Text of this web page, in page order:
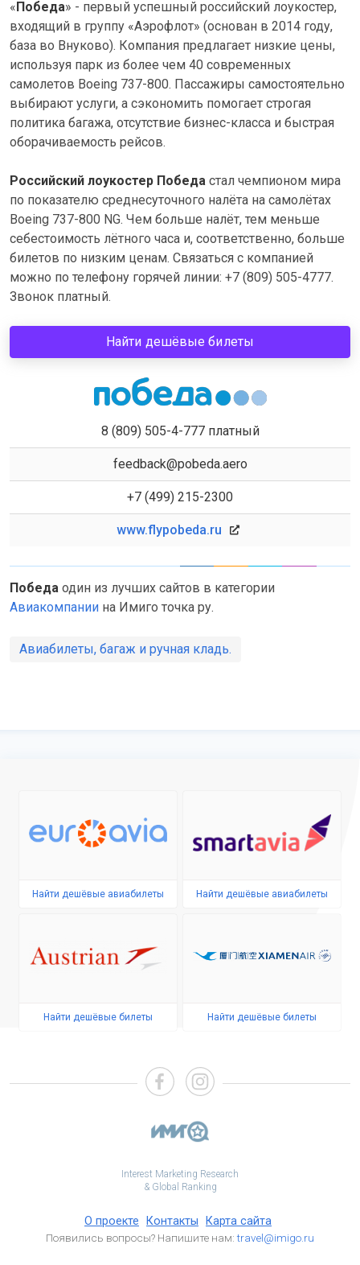
«Победа» - первый успешный российский лоукостер,
входящий в группу «Аэрофлот» (основан в 2014 году,
база во Внуково). Компания предлагает низкие цены,
используя парк из более чем 40 современных
самолетов Boeing 737-800. Пассажиры самостоятельно
выбирают услуги, а сэкономить помогает строгая
политика багажа, отсутствие бизнес-класса и быстрая
оборачиваемость рейсов.
Российский лоукостер Победа стал чемпионом мира
по показателю среднесуточного налёта на самолётах
Boeing 737-800 NG. Чем больше налёт, тем меньше
себестоимость лётного часа и, соответственно, больше
билетов по низким ценам. Связаться с компанией
можно по телефону горячей линии: +7 (809) 505-4777.
Звонок платный.
Найти дешёвые билеты
8 (809) 505-4-777 платный
feedback@pobeda.aero
+7 (499) 215-2300
www.flypobeda.ru
Победа один из лучших сайтов в категории
Авиакомпании на Имиго точка ру.
Авиабилеты, багаж и ручная кладь.
Найти дешёвые авиабилеты Найти дешёвые авиабилеты
Найти дешёвые билеты Найти дешёвые билеты
Interest Marketing Research
& Global Ranking
О проекте Контакты Карта сайта
Появились вопросы? Напишите нам:travel@imigo.ru